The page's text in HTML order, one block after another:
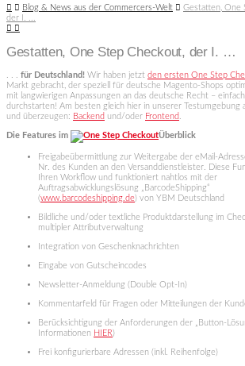
HomeBlog & News aus der Commercers-Welt
Gestatten, One
der I. ...
Gestatten, One Step Checkout, der I. …
. . . für Deutschland! Wir haben jetzt den ersten One Step
Markt gebracht, der speziell für deutsche Magento-Shops
mit langwierigen Anpassungen an das deutsche Recht –
durchstarten! Am besten gleich hier in unserer Testumgebung
und überzeugen: Backend und/oder Frontend.
Die Features im Überblick
Freigabeübermittlung zur Weitergabe der eMail-
Nr. des Kunden an den Versanddienstleister. Diese
Ihren Workflow und funktioniert nahtlos mit der
Auftragsabwicklungslösung „BarcodeShipping“
(www.barcodeshipping.de) von YBM Deutschland
Bildliche und/oder textliche Produktdarstellung im
multipler Attributverwaltung
Integration von Geschenknachrichten
Eingabe von Gutscheincodes
Newsletter-Anmeldung (Double Opt-In)
Kommentarfeld für Fragen oder Mitteilungen der
Berücksichtigung der Anforderungen der „Button-
Informationen HIER)
Frei konfigurierbare Adressen (inkl. Reihenfolge)